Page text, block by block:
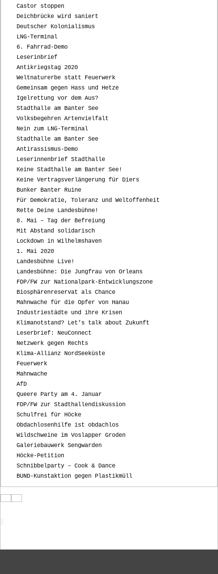
Castor stoppen
Deichbrücke wird saniert
Deutscher Kolonialismus
LNG-Terminal
6. Fahrrad-Demo
Leserinbrief
Antikriegstag 2020
Weltnaturerbe statt Feuerwerk
Gemeinsam gegen Hass und Hetze
Igelrettung vor dem Aus?
Stadthalle am Banter See
Volksbegehren Artenvielfalt
Nein zum LNG-Terminal
Stadthalle am Banter See
Antirassismus-Demo
Leserinnenbrief Stadthalle
Keine Stadthalle am Banter See!
Keine Vertragsverlängerung für Diers
Bunker Banter Ruine
Für Demokratie, Toleranz und Weltoffenheit
Rette Deine Landesbühne!
8. Mai – Tag der Befreiung
Mit Abstand solidarisch
Lockdown in Wilhelmshaven
1. Mai 2020
Landesbühne Live!
Landesbühne: Die Jungfrau von Orleans
FDP/FW zur Nationalpark-Entwicklungszone
Biosphärenreservat als Chance
Mahnwache für die Opfer von Hanau
Industriestädte und ihre Krisen
Klimanotstand? Let’s talk about Zukunft
Leserbrief: NeuConnect
Netzwerk gegen Rechts
Klima-Allianz NordSeeküste
Feuerwerk
Mahnwache
AfD
Queere Party am 4. Januar
FDP/FW zur Stadthallendiskussion
Schulfrei für Höcke
Obdachlosenhilfe ist obdachlos
Wildschweine im Voslapper Groden
Galeriebauwerk Sengwarden
Höcke-Petition
Schnibbelparty – Cook & Dance
BUND-Kunstaktion gegen Plastikmüll